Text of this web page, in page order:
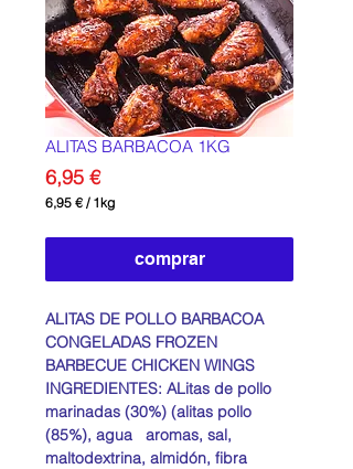
ALITAS BARBACOA 1KG
6,95 €Precio
6,95 € / 1kg
por
comprar
ALITAS DE POLLO BARBACOA
CONGELADAS FROZEN
BARBECUE CHICKEN WINGS
INGREDIENTES: ALitas de pollo
marinadas (30%) (alitas pollo
(85%), agua aromas, sal,
maltodextrina, almidón, fibra